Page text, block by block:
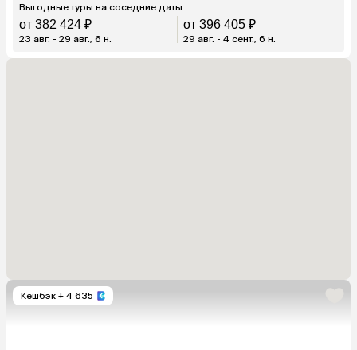
Выгодные туры на соседние даты
от 382 424 ₽
23 авг. - 29 авг., 6 н.
от 396 405 ₽
29 авг. - 4 сент., 6 н.
Кешбэк + 4 635